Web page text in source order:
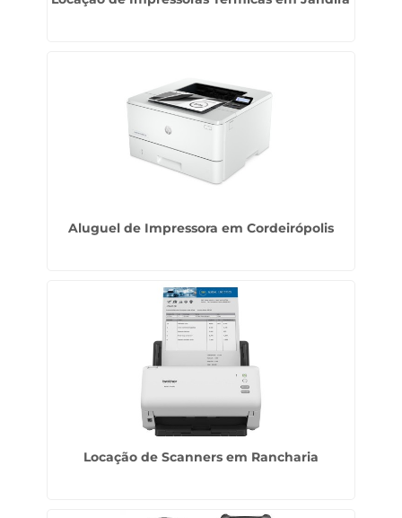
Aluguel de Impressora em Cordeirópolis
Locação de Scanners em Rancharia